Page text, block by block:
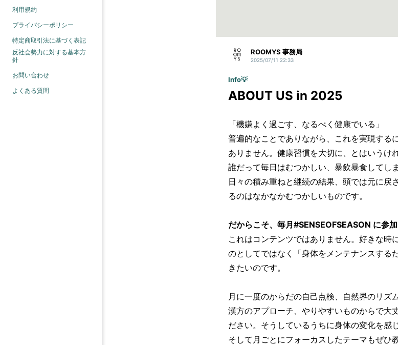
利用規約
プライバシーポリシー
特定商取引法に基づく表記
反社会勢力に対する基本方
針
お問い合わせ
よくある質問
ROOMYS 事務局
2025/07/11 22:33
Info💡
ABOUT US in 2025
「機嫌よく過ごす、なるべく健康でいる」
普遍的なことでありながら、これを実現する
ありません。健康習慣を大切に、とはいうけ
誰だって毎日はむつかしい、暴飲暴食してし
日々の積み重ねと継続の結果、頭では元に戻
るのはなかなかむつかしいものです。
だからこそ、毎月#SENSEOFSEASON に参
これはコンテンツではありません。好きな時
のとしてではなく「身体をメンテナンスする
きたいのです。
月に一度のからだの自己点検、自然界のリズ
漢方のアプローチ、やりやすいものからで大
ださい。そうしているうちに身体の変化を感
そして月ごとにフォーカスしたテーマもぜひ